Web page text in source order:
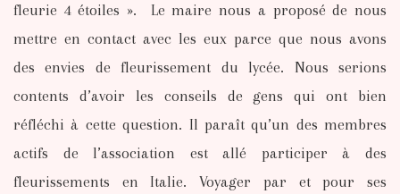
fleurie 4 étoiles ». Le maire nous a proposé de nous
mettre en contact avec les eux parce que nous avons
des envies de fleurissement du lycée. Nous serions
contents d’avoir les conseils de gens qui ont bien
réfléchi à cette question. Il paraît qu’un des membres
actifs de l’association est allé participer à des
fleurissements en Italie. Voyager par et pour ses